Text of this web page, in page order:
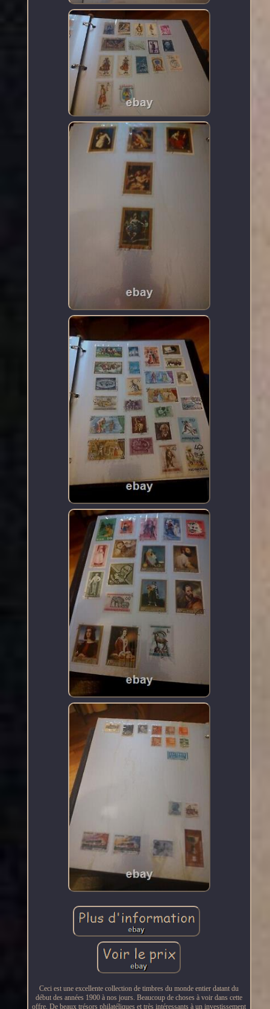
Ceci est une excellente collection de timbres du monde entier datant du
début des années 1900 à nos jours. Beaucoup de choses à voir dans cette
offre. De beaux trésors philatéliques et très intéressants à un investissement